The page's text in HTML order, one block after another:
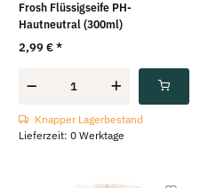
Frosh Flüssigseife PH-
Hautneutral (300ml)
2,99 €*
Knapper Lagerbestand
Lieferzeit: 0 Werktage